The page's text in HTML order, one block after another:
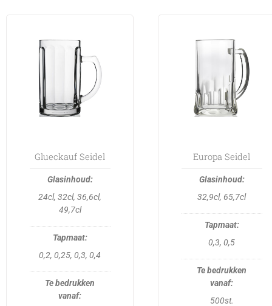
Glueckauf Seidel
24cl, 32cl, 36,6cl,
49,7cl
0,2, 0,25, 0,3, 0,4
product
has
multiple
variants.
The
options
be
chosen
on
the
page
Europa Seidel
32,9cl, 65,7cl
0,3, 0,5
500st.
product
has
multiple
variants.
The
options
be
chosen
on
the